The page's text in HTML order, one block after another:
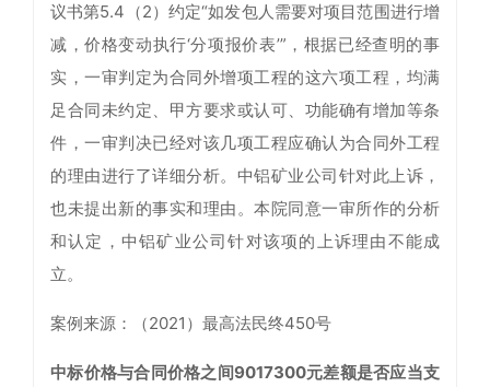
议书第5.4（2）约定“如发包人需要对项目范围进行增
减，价格变动执行‘分项报价表’”，根据已经查明的事
实，一审判定为合同外增项工程的这六项工程，均满
足合同未约定、甲方要求或认可、功能确有增加等条
件，一审判决已经对该几项工程应确认为合同外工程
的理由进行了详细分析。中铝矿业公司针对此上诉，
也未提出新的事实和理由。本院同意一审所作的分析
和认定，中铝矿业公司针对该项的上诉理由不能成
立。
案例来源：（2021）最高法民终450号
中标价格与合同价格之间9017300元差额是否应当支